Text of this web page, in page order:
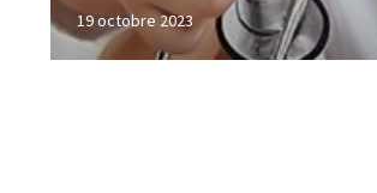
19 octobre 2023